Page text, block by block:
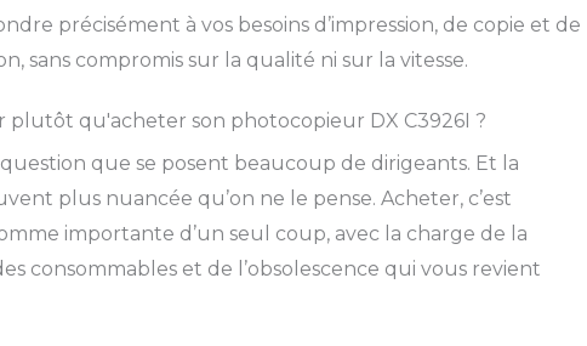
précisément à vos besoins d’impression, de copie et de
sans compromis sur la qualité ni sur la vitesse.
plutôt qu'acheter son photocopieur DX C3926I ?
question que se posent beaucoup de dirigeants. Et la
plus nuancée qu’on ne le pense. Acheter, c’est
importante d’un seul coup, avec la charge de la
consommables et de l’obsolescence qui vous revient